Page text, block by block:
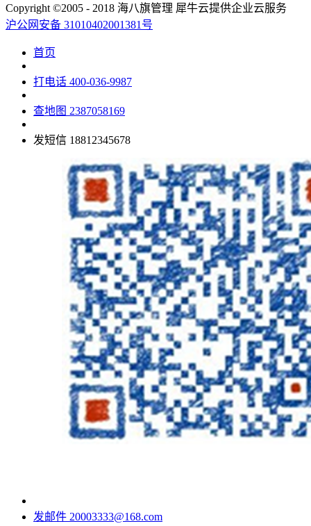
Copyright ©2005 - 2018 海八旗管理 犀牛云提供企业云服务
沪公网安备 31010402001381号
首页
打电话 400-036-9987
查地图 2387058169
发短信 18812345678
发邮件 20003333@168.com